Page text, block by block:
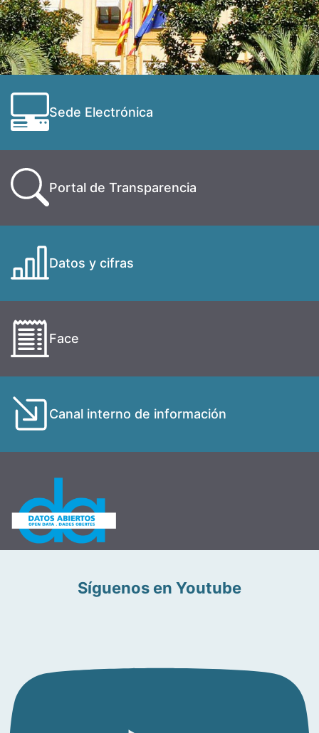
Sede Electrónica
Portal de Transparencia
Datos y cifras
Face
Canal interno de información
Síguenos en Youtube